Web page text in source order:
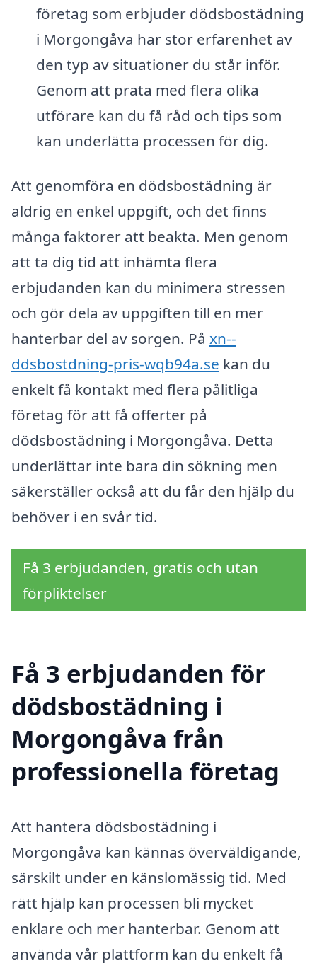
företag som erbjuder dödsbostädning
i Morgongåva har stor erfarenhet av
den typ av situationer du står inför.
Genom att prata med flera olika
utförare kan du få råd och tips som
kan underlätta processen för dig.
Att genomföra en dödsbostädning är
aldrig en enkel uppgift, och det finns
många faktorer att beakta. Men genom
att ta dig tid att inhämta flera
erbjudanden kan du minimera stressen
och gör dela av uppgiften till en mer
hanterbar del av sorgen. På xn--
ddsbostdning-pris-wqb94a.se kan du
enkelt få kontakt med flera pålitliga
företag för att få offerter på
dödsbostädning i Morgongåva. Detta
underlättar inte bara din sökning men
säkerställer också att du får den hjälp du
behöver i en svår tid.
Få 3 erbjudanden, gratis och utan
förpliktelser
Få 3 erbjudanden för
dödsbostädning i
Morgongåva från
professionella företag
Att hantera dödsbostädning i
Morgongåva kan kännas överväldigande,
särskilt under en känslomässig tid. Med
rätt hjälp kan processen bli mycket
enklare och mer hanterbar. Genom att
använda vår plattform kan du enkelt få